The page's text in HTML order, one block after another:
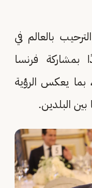
بالعالم في
2030، مشيدًا بمشاركة فرنسا
بما يعكس الرؤية
بين البلدين.